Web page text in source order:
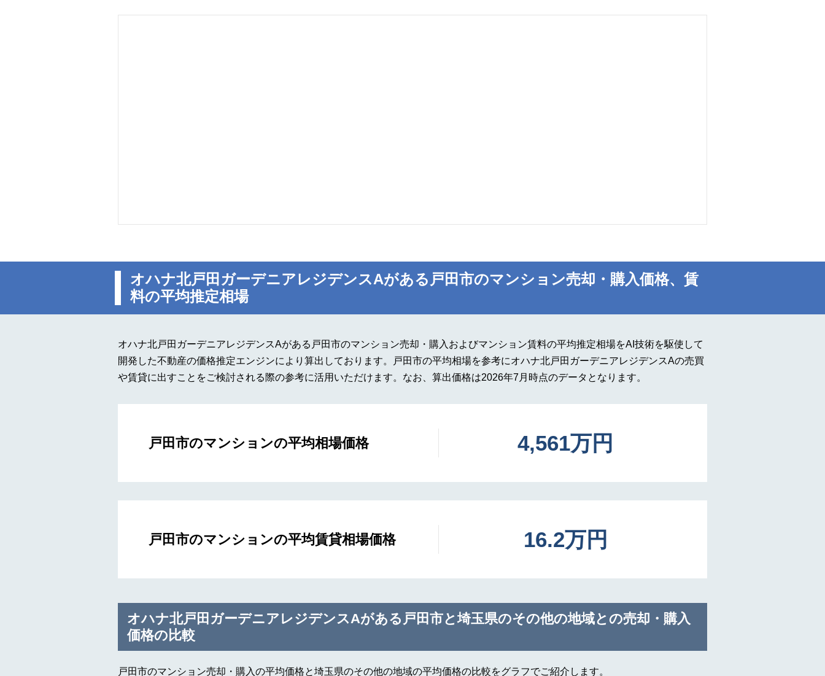
オハナ北戸田ガーデニアレジデンスAがある戸田市のマンション売却・購入価格、賃
料の平均推定相場
オハナ北戸田ガーデニアレジデンスAがある戸田市のマンション売却・購入およびマンション賃料の平均推定相場をAI技術を駆使して
開発した不動産の価格推定エンジンにより算出しております。戸田市の平均相場を参考にオハナ北戸田ガーデニアレジデンスAの売買
や賃貸に出すことをご検討される際の参考に活用いただけます。なお、算出価格は2026年7月時点のデータとなります。
戸田市のマンションの平均相場価格 4,561万円
戸田市のマンションの平均賃貸相場価格 16.2万円
オハナ北戸田ガーデニアレジデンスAがある戸田市と埼玉県のその他の地域との売却・購入
価格の比較
戸田市のマンション売却・購入の平均価格と埼玉県のその他の地域の平均価格の比較をグラフでご紹介します。